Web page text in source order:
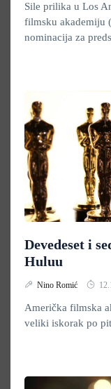
Sile prilika u Los
filmsku akademiju
nominacija za
Devedeset i
Huluu
Nino Romić
Američka filmska
veliki iskorak po